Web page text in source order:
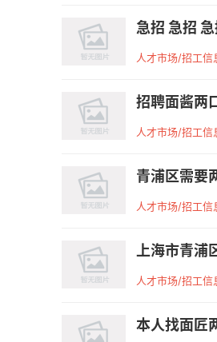
急招 急招
人才市场/招工信
招聘面酱两
人才市场/招工信
青浦区需要
人才市场/招工信
上海市青浦
人才市场/招工信
本人找面匠